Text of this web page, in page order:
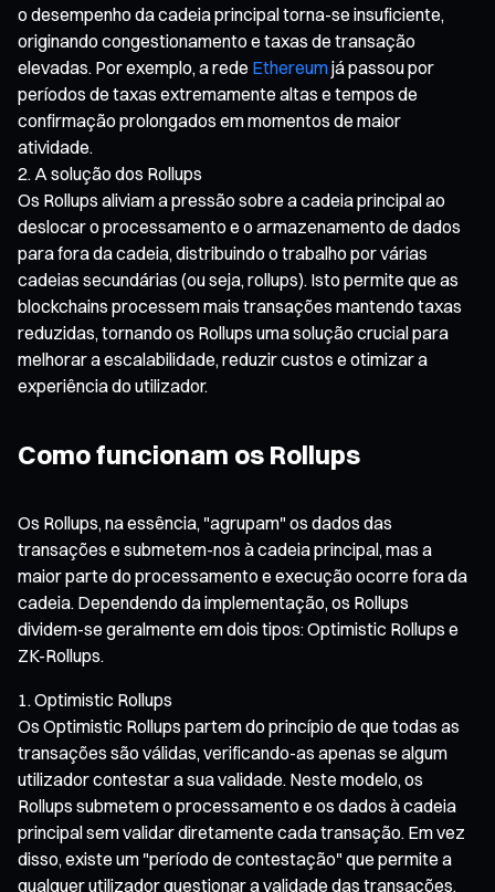
o desempenho da cadeia principal torna-se insuficiente,
originando congestionamento e taxas de transação
elevadas. Por exemplo, a rede Ethereumjá passou por
períodos de taxas extremamente altas e tempos de
confirmação prolongados em momentos de maior
atividade.
A solução dos Rollups
Os Rollups aliviam a pressão sobre a cadeia principal ao
deslocar o processamento e o armazenamento de dados
para fora da cadeia, distribuindo o trabalho por várias
cadeias secundárias (ou seja, rollups). Isto permite que as
blockchains processem mais transações mantendo taxas
reduzidas, tornando os Rollups uma solução crucial para
melhorar a escalabilidade, reduzir custos e otimizar a
experiência do utilizador.
Como funcionam os Rollups
Os Rollups, na essência, "agrupam" os dados das
transações e submetem-nos à cadeia principal, mas a
maior parte do processamento e execução ocorre fora da
cadeia. Dependendo da implementação, os Rollups
dividem-se geralmente em dois tipos: Optimistic Rollups e
ZK-Rollups.
Optimistic Rollups
Os Optimistic Rollups partem do princípio de que todas as
transações são válidas, verificando-as apenas se algum
utilizador contestar a sua validade. Neste modelo, os
Rollups submetem o processamento e os dados à cadeia
principal sem validar diretamente cada transação. Em vez
disso, existe um "período de contestação" que permite a
qualquer utilizador questionar a validade das transações,